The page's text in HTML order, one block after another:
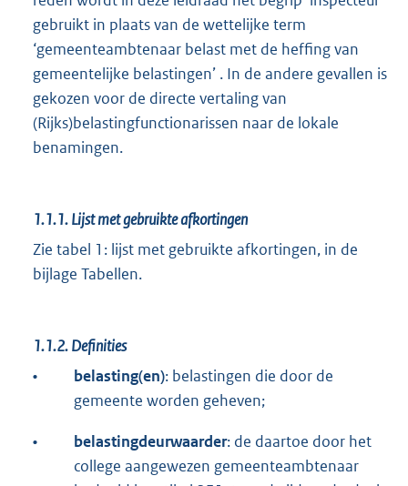
gebruikt in plaats van de wettelijke term
‘gemeenteambtenaar belast met de heffing van
gemeentelijke belastingen’ . In de andere gevallen is
gekozen voor de directe vertaling van
(Rijks)belastingfunctionarissen naar de lokale
benamingen.
1.1.1.Lijst met gebruikte afkortingen
Zie tabel 1: lijst met gebruikte afkortingen, in de
bijlage Tabellen.
1.1.2.Definities
•
belasting(en): belastingen die door de
gemeente worden geheven;
• belastingdeurwaarder: de daartoe door het
college aangewezen gemeenteambtenaar